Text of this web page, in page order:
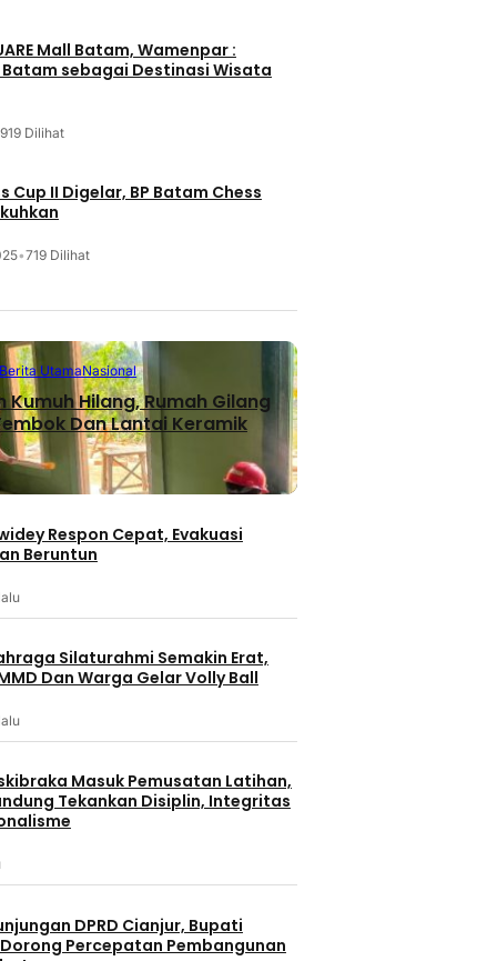
Mall Batam, Wamenpar :
Batam sebagai Destinasi Wisata
919 Dilihat
Cup II Digelar, BP Batam Chess
•719 Dilihat
UtamaNasional
Kumuh Hilang, Rumah Gilang
Dan Lantai Keramik
Respon Cepat, Evakuasi
Beruntun
Silaturahmi Semakin Erat,
Dan Warga Gelar Volly Ball
Masuk Pemusatan Latihan,
Tekankan Disiplin, Integritas
DPRD Cianjur, Bupati
Percepatan Pembangunan